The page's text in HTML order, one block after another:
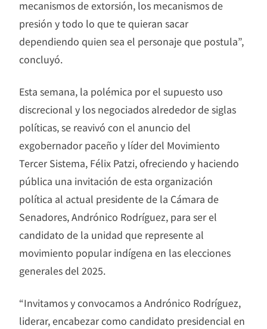
mecanismos de extorsión, los mecanismos de
presión y todo lo que te quieran sacar
dependiendo quien sea el personaje que postula”,
concluyó.
Esta semana, la polémica por el supuesto uso
discrecional y los negociados alrededor de siglas
políticas, se reavivó con el anuncio del
exgobernador paceño y líder del Movimiento
Tercer Sistema, Félix Patzi, ofreciendo y haciendo
pública una invitación de esta organización
política al actual presidente de la Cámara de
Senadores, Andrónico Rodríguez, para ser el
candidato de la unidad que represente al
movimiento popular indígena en las elecciones
generales del 2025.
“Invitamos y convocamos a Andrónico Rodríguez,
liderar, encabezar como candidato presidencial en